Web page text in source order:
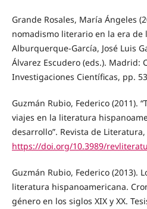
Grande Rosales, María Ángeles
nomadismo literario en la era de
Alburquerque-García, José Luis
Álvarez Escudero (eds.). Madrid:
Investigaciones Científicas, pp.
Guzmán Rubio, Federico (2011).
viajes en la literatura
desarrollo”. Revista de
https://doi.org/10.3989/
Guzmán Rubio, Federico (2013).
literatura hispanoamericana.
género en los siglos XIX y XX.